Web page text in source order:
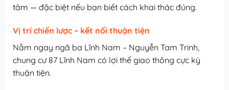
tâm — đặc biệt nếu bạn biết cách khai thác đúng.
Vị trí chiến lược – kết nối thuận tiện
Nằm ngay ngã ba Lĩnh Nam – Nguyễn Tam Trinh,
chung cư 87 Lĩnh Nam có lợi thế giao thông cực kỳ
thuận tiện.